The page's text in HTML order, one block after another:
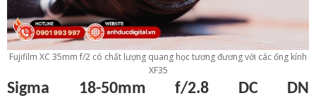
Fujifilm XC 35mm f/2 có chất lượng quang học tương đương với các ống kính
XF35
Sigma 18-50mm f/2.8 DC DN